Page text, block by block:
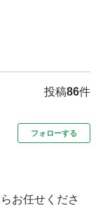
投稿86件
フォローする
お任せくださ